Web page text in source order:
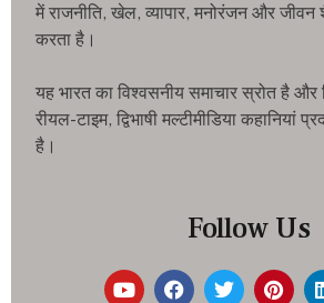
में राजनीति, खेल, व्यापार, मनोरंजन और जीवन
करता है।
यह भारत का विश्वसनीय समाचार स्रोत है और
रीयल-टाइम, द्विभाषी मल्टीमीडिया कहानियां
है।
Follow Us